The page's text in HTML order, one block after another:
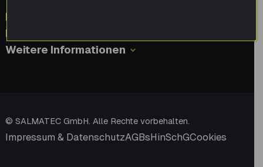
Einsatzgebiete
Maschinenbau
Weitere Informationen
© SALMATEC GmbH. Alle Rechte vorbehalten.
Impressum & DatenschutzAGBsHinSchGCookies